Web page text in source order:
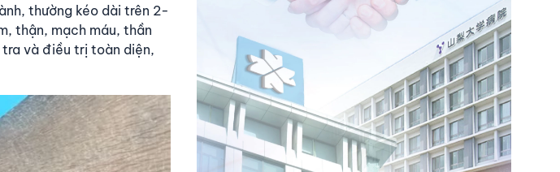
thường kéo dài trên 2-
thận, mạch máu, thần
và điều trị toàn diện,